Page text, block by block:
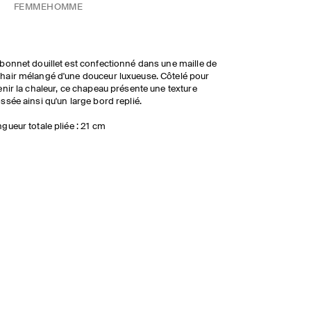
FEMMEHOMME
douillet est confectionné dans une maille de
mélangé d'une douceur luxueuse. Côtelé pour
la chaleur, ce chapeau présente une texture
ainsi qu'un large bord replié.
totale pliée : 21 cm